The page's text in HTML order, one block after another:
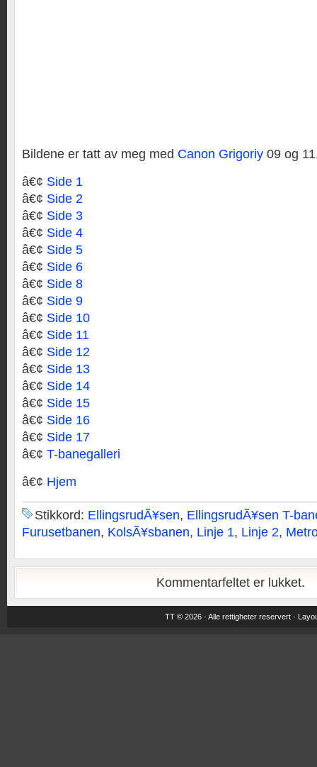
Bildene er tatt av meg med Canon Grigoriy 09 og
â€¢ Side 1
â€¢ Side 2
â€¢ Side 3
â€¢ Side 4
â€¢ Side 5
â€¢ Side 6
â€¢ Side 8
â€¢ Side 9
â€¢ Side 10
â€¢ Side 11
â€¢ Side 12
â€¢ Side 13
â€¢ Side 14
â€¢ Side 15
â€¢ Side 16
â€¢ Side 17
â€¢ T-banegalleri
â€¢ Hjem
Stikkord: EllingsrudÃ¥sen, EllingsrudÃ¥sen T-
Furusetbanen, KolsÃ¥sbanen, Linje 1, Linje 2,
Kommentarfeltet er lukket.
TT © 2026 · Alle rettigheter reservert ·